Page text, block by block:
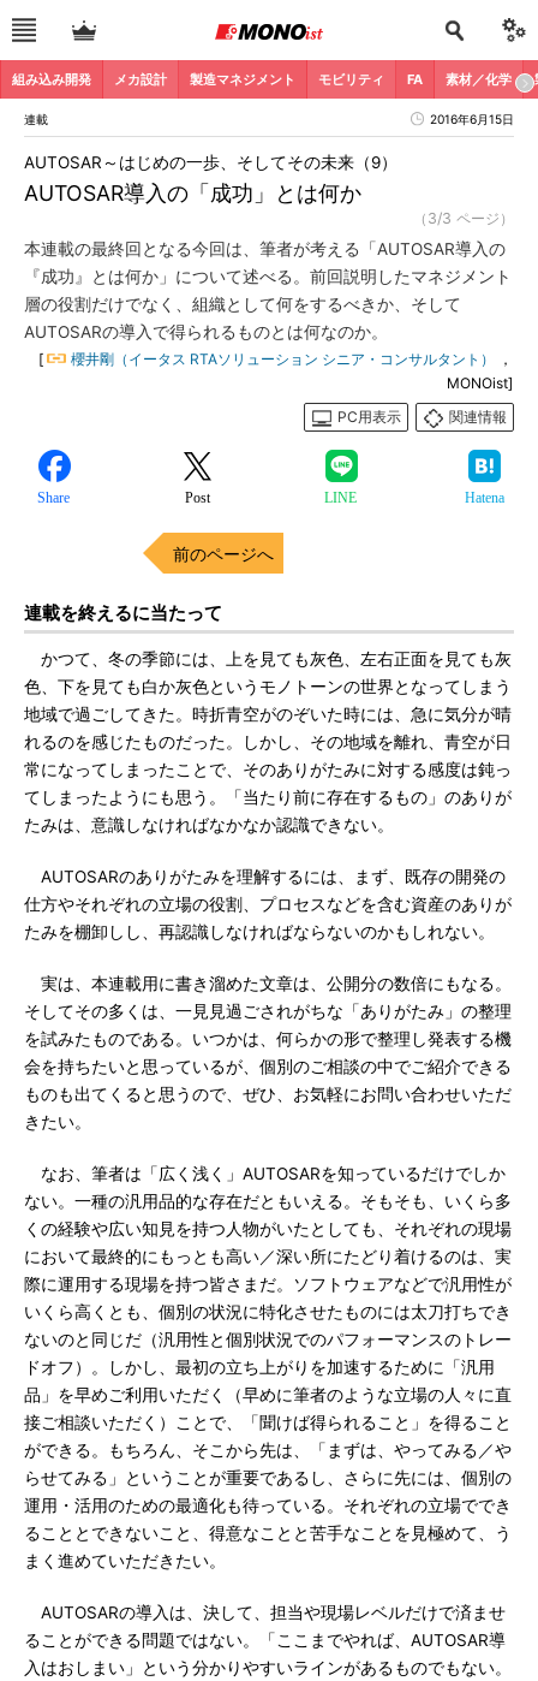
組み込み開発 メカ設計 製造マネジメント モビリティ FA 素材／化学
連載 2016年6月15日
AUTOSAR導入の「成功」とは何か
AUTOSAR～はじめの一歩、そしてその未来（9）
（3/3 ページ）
本連載の最終回となる今回は、筆者が考える「AUTOSAR導入の
『成功』とは何か」について述べる。前回説明したマネジメント
層の役割だけでなく、組織として何をするべきか、そして
AUTOSARの導入で得られるものとは何なのか。
[ 櫻井剛（イータス RTAソリューション シニア・コンサルタント）
，
MONOist]
PC用表示
関連情報
Share Post LINE Hatena
前のページへ
連載を終えるに当たって
かつて、冬の季節には、上を見ても灰色、左右正面を見ても灰
色、下を見ても白か灰色というモノトーンの世界となってしまう
地域で過ごしてきた。時折青空がのぞいた時には、急に気分が晴
れるのを感じたものだった。しかし、その地域を離れ、青空が日
常になってしまったことで、そのありがたみに対する感度は鈍っ
てしまったようにも思う。「当たり前に存在するもの」のありが
たみは、意識しなければなかなか認識できない。
AUTOSARのありがたみを理解するには、まず、既存の開発の
仕方やそれぞれの立場の役割、プロセスなどを含む資産のありが
たみを棚卸しし、再認識しなければならないのかもしれない。
実は、本連載用に書き溜めた文章は、公開分の数倍にもなる。
そしてその多くは、一見見過ごされがちな「ありがたみ」の整理
を試みたものである。いつかは、何らかの形で整理し発表する機
会を持ちたいと思っているが、個別のご相談の中でご紹介できる
ものも出てくると思うので、ぜひ、お気軽にお問い合わせいただ
きたい。
なお、筆者は「広く浅く」AUTOSARを知っているだけでしか
ない。一種の汎用品的な存在だともいえる。そもそも、いくら多
くの経験や広い知見を持つ人物がいたとしても、それぞれの現場
において最終的にもっとも高い／深い所にたどり着けるのは、実
際に運用する現場を持つ皆さまだ。ソフトウェアなどで汎用性が
いくら高くとも、個別の状況に特化させたものには太刀打ちでき
ないのと同じだ（汎用性と個別状況でのパフォーマンスのトレー
ドオフ）。しかし、最初の立ち上がりを加速するために「汎用
品」を早めご利用いただく（早めに筆者のような立場の人々に直
接ご相談いただく）ことで、「聞けば得られること」を得ること
ができる。もちろん、そこから先は、「まずは、やってみる／や
らせてみる」ということが重要であるし、さらに先には、個別の
運用・活用のための最適化も待っている。それぞれの立場ででき
ることとできないこと、得意なことと苦手なことを見極めて、う
まく進めていただきたい。
AUTOSARの導入は、決して、担当や現場レベルだけで済ませ
ることができる問題ではない。「ここまでやれば、AUTOSAR導
入はおしまい」という分かりやすいラインがあるものでもない。